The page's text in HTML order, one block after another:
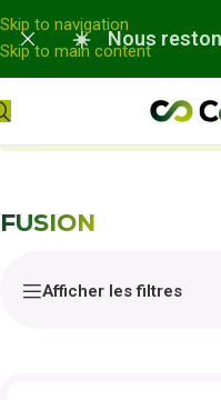
Panneau de gestion des
Skip to navigation
Skip to main content
☀️ Nous
FUSION
Afficher les filtres